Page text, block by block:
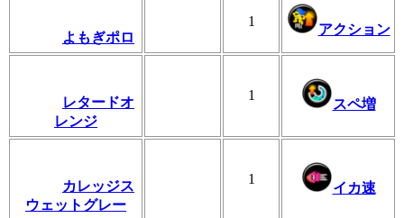
よもぎポロ
1
アクション
レタードオ
レンジ
1
スペ増
カレッジス
ウェットグレー
1
イカ速